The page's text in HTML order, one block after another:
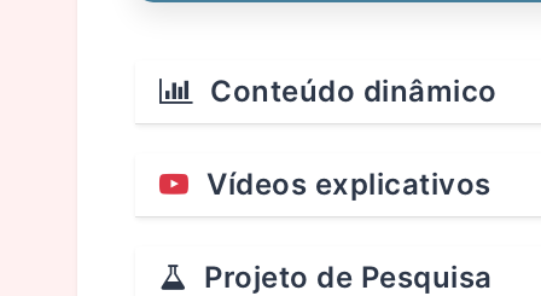
Conteúdo dinâmico
Vídeos explicativos
Projeto de Pesquisa